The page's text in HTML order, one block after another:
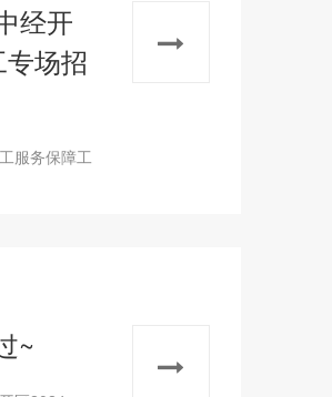
经开
场招
服务保障工
~